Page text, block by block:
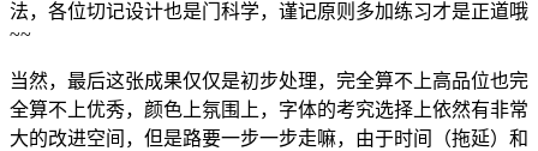
法，各位切记设计也是门科学，谨记原则多加练习才是正道哦
~~
当然，最后这张成果仅仅是初步处理，完全算不上高品位也完
全算不上优秀，颜色上氛围上，字体的考究选择上依然有非常
大的改进空间，但是路要一步一步走嘛，由于时间（拖延）和